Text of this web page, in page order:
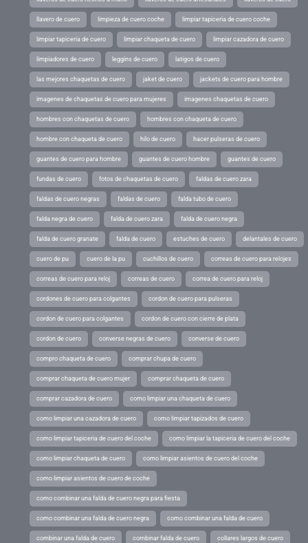
llavero de cuero limpieza de cuero coche limpiar tapiceria de cuero coche
limpiar tapiceria de cuero limpiar chaqueta de cuero limpiar cazadora de cuero
limpiadores de cuero leggins de cuero latigos de cuero
las mejores chaquetas de cuero jaket de cuero jackets de cuero para hombre
imagenes de chaquetas de cuero para mujeres imagenes chaquetas de cuero
hombres con chaquetas de cuero hombres con chaqueta de cuero
hombre con chaqueta de cuero hilo de cuero hacer pulseras de cuero
guantes de cuero para hombre guantes de cuero hombre guantes de cuero
fundas de cuero fotos de chaquetas de cuero faldas de cuero zara
faldas de cuero negras faldas de cuero falda tubo de cuero
falda negra de cuero falda de cuero zara falda de cuero negra
falda de cuero granate falda de cuero estuches de cuero delantales de cuero
cuero de pu cuero de la pu cuchillos de cuero correas de cuero para relojes
correas de cuero para reloj correas de cuero correa de cuero para reloj
cordones de cuero para colgantes cordon de cuero para pulseras
cordon de cuero para colgantes cordon de cuero con cierre de plata
cordon de cuero converse negras de cuero converse de cuero
compro chaqueta de cuero comprar chupa de cuero
comprar chaqueta de cuero mujer comprar chaqueta de cuero
comprar cazadora de cuero como limpiar una chaqueta de cuero
como limpiar una cazadora de cuero como limpiar tapizados de cuero
como limpiar tapiceria de cuero del coche como limpiar la tapiceria de cuero del coche
como limpiar chaqueta de cuero como limpiar asientos de cuero del coche
como limpiar asientos de cuero de coche
como combinar una falda de cuero negra para fiesta
como combinar una falda de cuero negra como combinar una falda de cuero
combinar una falda de cuero combinar falda de cuero collares largos de cuero